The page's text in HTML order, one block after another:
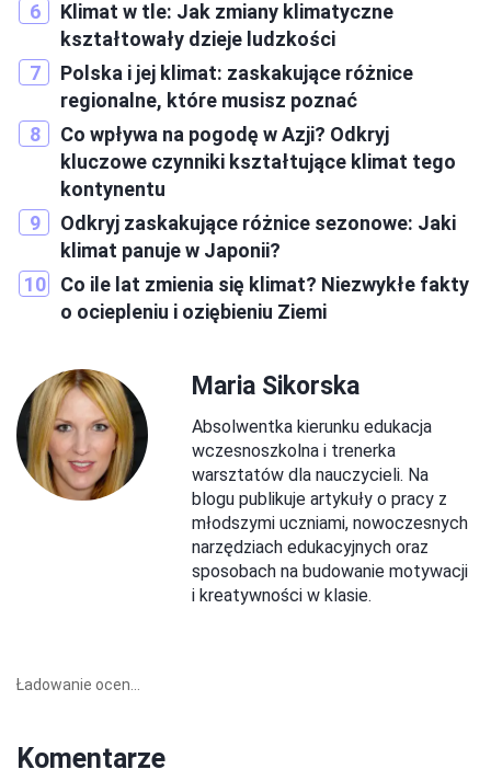
Klimat w tle: Jak zmiany klimatyczne
kształtowały dzieje ludzkości
Polska i jej klimat: zaskakujące różnice
regionalne, które musisz poznać
Co wpływa na pogodę w Azji? Odkryj
kluczowe czynniki kształtujące klimat tego
kontynentu
Odkryj zaskakujące różnice sezonowe: Jaki
klimat panuje w Japonii?
Co ile lat zmienia się klimat? Niezwykłe fakty
o ociepleniu i oziębieniu Ziemi
Maria Sikorska
Absolwentka kierunku edukacja
wczesnoszkolna i trenerka
warsztatów dla nauczycieli. Na
blogu publikuje artykuły o pracy z
młodszymi uczniami, nowoczesnych
narzędziach edukacyjnych oraz
sposobach na budowanie motywacji
i kreatywności w klasie.
Ładowanie ocen...
Komentarze